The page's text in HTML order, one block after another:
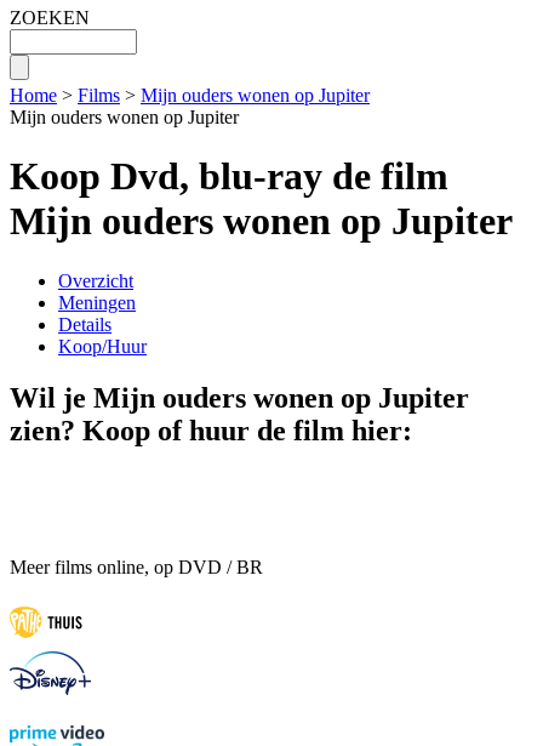
ZOEKEN
Home > Films > Mijn ouders wonen op Jupiter
Mijn ouders wonen op Jupiter
Koop Dvd, blu-ray de film
Mijn ouders wonen op Jupiter
Overzicht
Meningen
Details
Koop/Huur
Wil je Mijn ouders wonen op Jupiter
zien? Koop of huur de film hier:
Meer films online, op DVD / BR